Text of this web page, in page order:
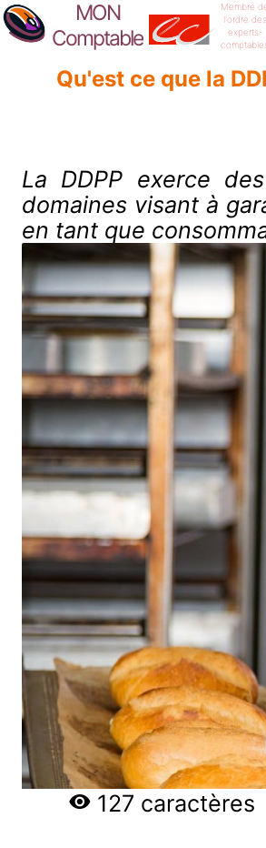
MON
Comptable
Membre
l'ordre des
experts-
Qu'est ce que la
La DDPP exerce
domaines visant à
en tant que
127 caractères